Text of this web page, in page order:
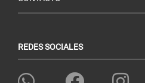
REDES SOCIALES